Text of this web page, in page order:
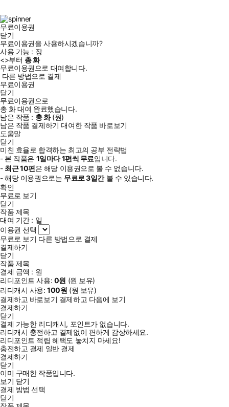
무료이용권
닫기
무료이용권을 사용하시겠습니까?
사용 가능 : 장
<>부터 총화
무료이용권으로 대여합니다.
다른 방법으로 결제
무료이용권
닫기
무료이용권으로
총 화대여 완료했습니다.
남은 작품 : 총화(원)
남은 작품 결제하기 대여한 작품 바로보기
도움말
닫기
미친 효율로 합격하는 최고의 공부 전략법
- 본 작품은 1일마다1편씩 무료입니다.
- 최근10편은 해당 이용권으로 볼 수 없습니다.
- 해당 이용권으로는 무료로3일간볼 수 있습니다.
확인
무료로 보기
닫기
작품 제목
대여 기간 : 일
이용권 선택
무료로 보기 다른 방법으로 결제
결제하기
닫기
작품 제목
결제 금액 : 원
리디포인트 사용: 0원 (원 보유)
리디캐시 사용:100원 (원 보유)
결제하고 바로보기 결제하고 다음에 보기
결제하기
닫기
결제 가능한 리디캐시, 포인트가 없습니다.
리디캐시 충전하고 결제없이 편하게 감상하세요.
리디포인트 적립 혜택도 놓치지 마세요!
충전하고 결제 일반 결제
결제하기
닫기
이미 구매한 작품입니다.
보기 닫기
결제 방법 선택
닫기